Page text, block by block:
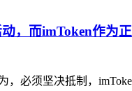
，而imToken作为
必须坚决抵制，